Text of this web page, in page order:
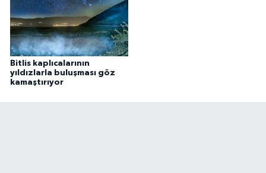
Bitlis kaplıcalarının
yıldızlarla buluşması göz
kamaştırıyor